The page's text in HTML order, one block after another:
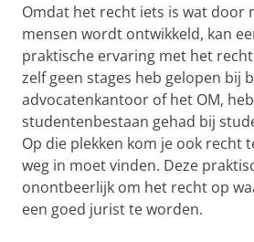
Omdat het recht iets is wat door
mensen wordt ontwikkeld, kan
praktische ervaring met het
zelf geen stages heb gelopen bij
advocatenkantoor of het OM,
studentenbestaan gehad bij
Op die plekken kom je ook recht
weg in moet vinden. Deze
onontbeerlijk om het recht op
een goed jurist te worden.